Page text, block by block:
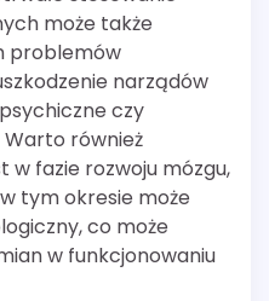
może także
problemów
narządów
czy
również
w fazie rozwoju mózgu,
tym okresie może
co może
w funkcjonowaniu